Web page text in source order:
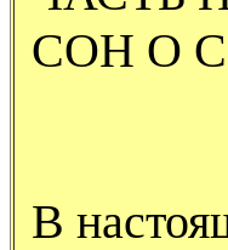
СОН О
В